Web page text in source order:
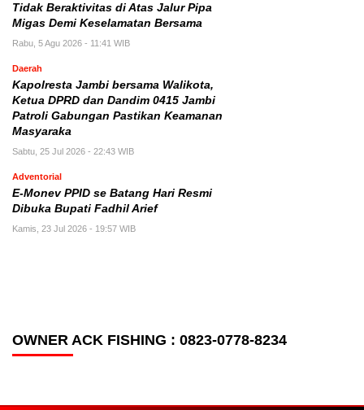
Tidak Beraktivitas di Atas Jalur Pipa
Migas Demi Keselamatan Bersama
Rabu, 5 Agu 2026 - 11:41 WIB
Daerah
Kapolresta Jambi bersama Walikota,
Ketua DPRD dan Dandim 0415 Jambi
Patroli Gabungan Pastikan Keamanan
Masyaraka
Sabtu, 25 Jul 2026 - 22:43 WIB
Adventorial
E-Monev PPID se Batang Hari Resmi
Dibuka Bupati Fadhil Arief
Kamis, 23 Jul 2026 - 19:57 WIB
OWNER ACK FISHING : 0823-0778-8234